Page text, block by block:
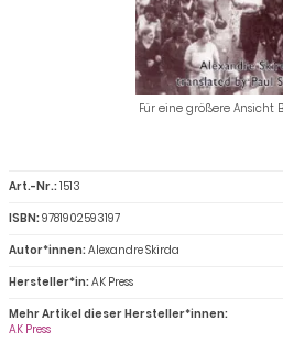
Für eine größere Ansicht
Art.-Nr.:1513
ISBN:9781902593197
Autor*innen:Alexandre Skirda
Hersteller*in:AK Press
Mehr Artikel dieser Hersteller*innen:
AK Press